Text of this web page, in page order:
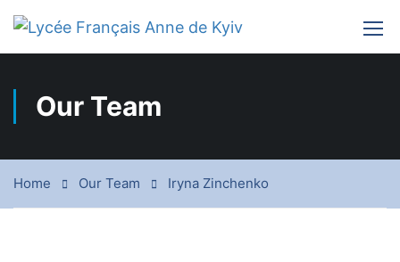
Our Team
Home Our Team Iryna Zinchenko